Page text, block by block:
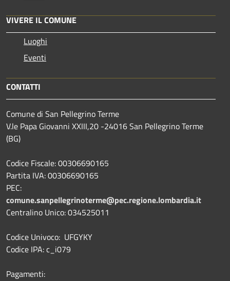
VIVERE IL COMUNE
Luoghi
Eventi
CONTATTI
Comune di San Pellegrino Terme
V.le Papa Giovanni XXIII,20 -24016 San Pellegrino Terme
(BG)
Codice Fiscale: 00306690165
Partita IVA: 00306690165
PEC:
comune.sanpellegrinoterme@pec.regione.lombardia.it
Centralino Unico: 034525011
Codice Univoco: UFGYKY
Codice IPA: c_i079
Pagamenti: